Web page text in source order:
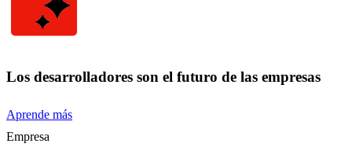
Los desarrolladores son el futuro de las empresas
Aprende más
Empresa